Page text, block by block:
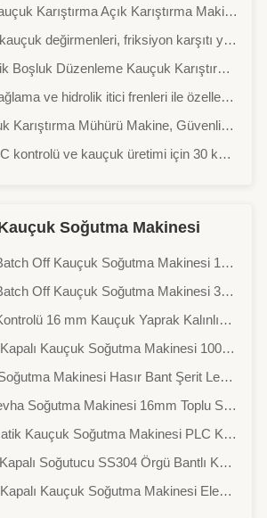
16'' Otomatik Kauçuk Karıştırma Açık Karıştırma Makinesi / Sert Yüzeyli Makaralar ile / Yüksek Güçlü Motor
SGS İki ruloluk kauçuk değirmenleri, friksiyon karşıtı yuvarlaklı hidrolik fren ve kauçuk karışımı için stok karıştırıcı
XK-560 Otomatik Boşluk Düzenleme Kauçuk Karıştırma Mühürü
Otomatik yağ yağlama ve hidrolik itici frenleri ile özelleştirilebilir boyutlar kauçuk karıştırma değirmeni
Otomatik Kauçuk Karıştırma Mühürü Makine, Güvenlik Durdurma Değişimi, Istikrarlı İşlem ve Endüstriyel Kullanım için Soğutulmuş Demir Roleri
Su Soğutma PLC kontrolü ve kauçuk üretimi için 30 kg kapasiteli iki rulo kauçuk karıştırma fabrikası
Soğutma Makinesi
PLC Otomatik Batch Off Kauçuk Soğutma Makinesi 1000-1500m Asma Yüksekliği ve 3-16mm Kauçuk Yaprak Kalınlığı
PLC Otomatik Batch Off Kauçuk Soğutma Makinesi 3-16mm Kauçuk Yaprak Kalınlığı için 1000-2000m Asma Yüksekliği ile
Otomatik PLC Kontrolü 16 mm Kauçuk Yaprak Kalınlığı için Elektrikli Süren Batch Off Kauçuk Soğutma Makinesi
XPG-800 Toplu Kapalı Kauçuk Soğutma Makinesi 1000mm PLC Kauçuk Levha Toplu Kapalı Makinesi
ISO2000 Toplu Soğutma Makinesi Hasır Bant Şerit Levha Kauçuk Soğutma Makinesi
SGS Kauçuk Levha Soğutma Makinesi 16mm Toplu Soğutucu Kauçuk Bileşik Film
XPW-900 Otomatik Kauçuk Soğutma Makinesi PLC Kontrollü Kauçuk Parti Kapama Makinesi
Otomatik Toplu Kapalı Soğutucu SS304 Örgü Bantlı Kauçuk Toplu Kapalı Soğutma Makinesi ISO2000
XPG-600 Toplu Kapalı Kauçuk Soğutma Makinesi Elektrikli PLC Toplu Kapalı Makinesi